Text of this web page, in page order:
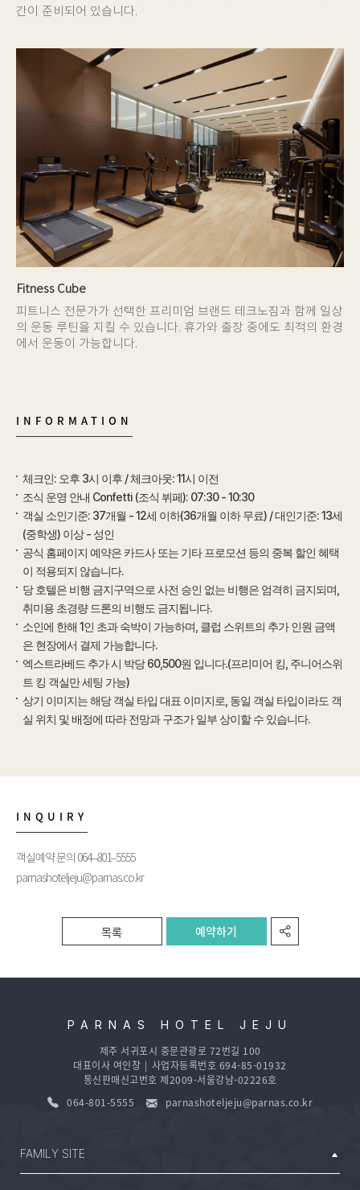
간이 준비되어 있습니다.
Fitness Cube
피트니스 전문가가 선택한 프리미엄 브랜드 테크노짐과 함께 일상
의 운동 루틴을 지킬 수 있습니다. 휴가와 출장 중에도 최적의 환경
에서 운동이 가능합니다.
INFORMATION
체크인: 오후 3시 이후 / 체크아웃: 11시 이전
조식 운영 안내 Confetti (조식 뷔페): 07:30 - 10:30
객실 소인기준: 37개월 - 12세 이하(36개월 이하 무료) / 대인기준: 13세
(중학생) 이상 - 성인
공식 홈페이지 예약은 카드사 또는 기타 프로모션 등의 중복 할인 혜택
이 적용되지 않습니다.
당 호텔은 비행 금지구역으로 사전 승인 없는 비행은 엄격히 금지되며,
취미용 초경량 드론의 비행도 금지됩니다.
소인에 한해 1인 초과 숙박이 가능하며, 클럽 스위트의 추가 인원 금액
은 현장에서 결제 가능합니다.
엑스트라베드 추가 시 박당 60,500원 입니다.(프리미어 킹, 주니어스위
트 킹 객실만 세팅 가능)
상기 이미지는 해당 객실 타입 대표 이미지로, 동일 객실 타입이라도 객
실 위치 및 배정에 따라 전망과 구조가 일부 상이할 수 있습니다.
INQUIRY
객실예약 문의 064–801–5555
parnashoteljeju@parnas.co.kr
목록 예약하기
PARNAS HOTEL JEJU
제주 서귀포시 중문관광로 72번길 100
대표이사 여인창 | 사업자등록번호 694-85-01932
통신판매신고번호 제2009-서울강남-02226호
064-801-5555
parnashoteljeju@parnas.co.kr
FAMILY SITE